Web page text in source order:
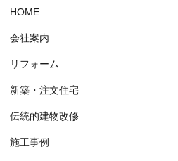
HOME
会社案内
リフォーム
新築・注文住宅
伝統的建物改修
施工事例